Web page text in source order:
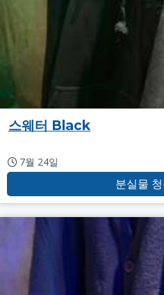
스웨터 Black
7월 24일
분실물